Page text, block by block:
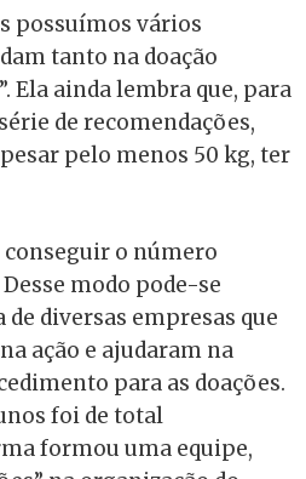
possuímos vários
tanto na doação
Ela ainda lembra que, para
de recomendações,
pelo menos 50 kg, ter
o número
modo pode-se
diversas empresas que
ação e ajudaram na
para as doações.
foi de total
formou uma equipe,